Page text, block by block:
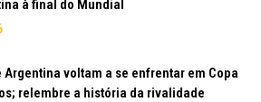
à final do Mundial
Argentina voltam a se enfrentar em Copa
relembre a história da rivalidade